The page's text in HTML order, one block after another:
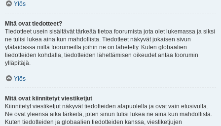
Ylös
Mitä ovat tiedotteet?
Tiedotteet usein sisältävät tärkeää tietoa foorumista jota olet lukemassa ja siksi
ne tulisi lukea aina kun mahdollista. Tiedotteet näkyvät jokaisen sivun
ylälaidassa niillä foorumeilla joihin ne on lähetetty. Kuten globaalien
tiedotteiden kohdalla, tiedotteiden lähettämisen oikeudet antaa foorumin
ylläpitäjä.
Ylös
Mitä ovat kiinnitetyt viestiketjut
Kiinnitetyt viestiketjut näkyvät tiedotteiden alapuolella ja ovat vain etusivulla.
Ne ovat yleensä aika tärkeitä, joten sinun tulisi lukea ne aina kun mahdollista.
Kuten tiedotteiden ja globaalien tiedotteiden kanssa, viestiketjujen